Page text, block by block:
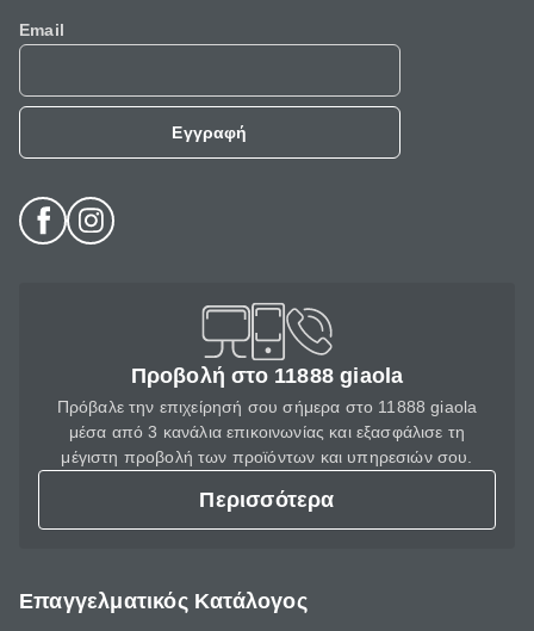
Email
Εγγραφή
Προβολή στο 11888 giaola
Πρόβαλε την επιχείρησή σου σήμερα στο 11888 giaola
μέσα από 3 κανάλια επικοινωνίας και εξασφάλισε τη
μέγιστη προβολή των προϊόντων και υπηρεσιών σου.
Περισσότερα
Επαγγελματικός Κατάλογος